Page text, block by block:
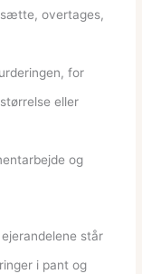
overtages,
for
eller
og
står
i pant og